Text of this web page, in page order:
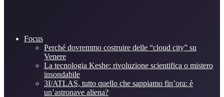
Focus
Perché dovremmo costruire delle “cloud city” su
Venere
La tecnologia Keshe: rivoluzione scientifica o mistero
insondabile
3I/ATLAS, tutto quello che sappiamo fin’ora: è
un’astronave aliena?